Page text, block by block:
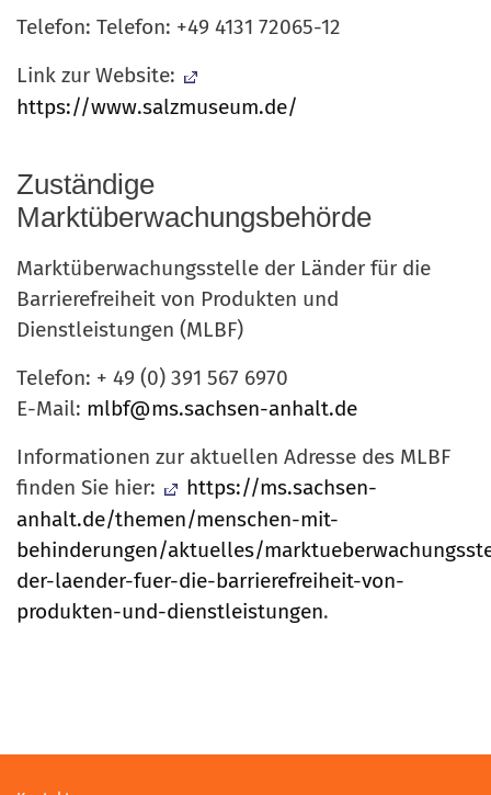
Telefon: Telefon: +49 4131 72065-12
Link zur Website:
https://www.salzmuseum.de/
Zuständige
Marktüberwachungsbehörde
Marktüberwachungsstelle der Länder für die
Barrierefreiheit von Produkten und
Dienstleistungen (MLBF)
Telefon: + 49 (0) 391 567 6970
E-Mail: mlbf@ms.sachsen-anhalt.de
Informationen zur aktuellen Adresse des MLBF
finden Sie hier:
https://ms.sachsen-
anhalt.de/themen/menschen-mit-
behinderungen/aktuelles/
der-laender-fuer-die-barrierefreiheit-von-
produkten-und-dienstleistungen.